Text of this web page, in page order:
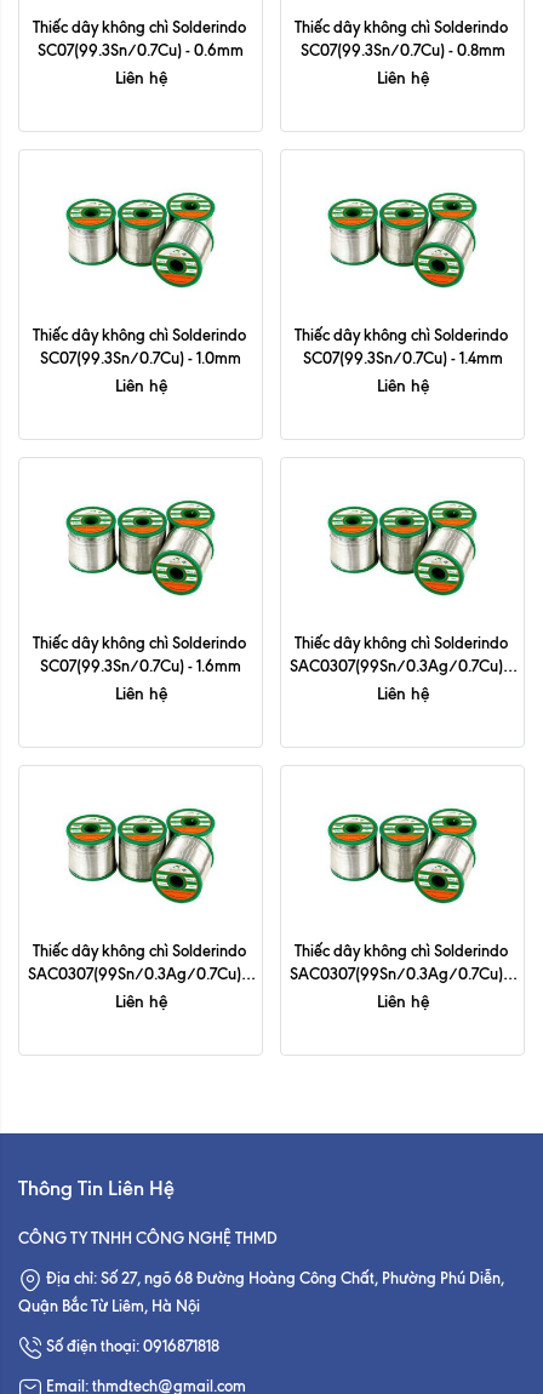
Thiếc dây không chì Solderindo
SC07(99.3Sn/0.7Cu) - 0.6mm
Liên hệ
Thiếc dây không chì Solderindo
SC07(99.3Sn/0.7Cu) - 0.8mm
Liên hệ
Thiếc dây không chì Solderindo
SC07(99.3Sn/0.7Cu) - 1.0mm
Liên hệ
Thiếc dây không chì Solderindo
SC07(99.3Sn/0.7Cu) - 1.4mm
Liên hệ
Thiếc dây không chì Solderindo
SC07(99.3Sn/0.7Cu) - 1.6mm
Liên hệ
Thiếc dây không chì Solderindo
SAC0307(99Sn/0.3Ag/0.7Cu) -
0.6mm
Liên hệ
Thiếc dây không chì Solderindo
SAC0307(99Sn/0.3Ag/0.7Cu) -
0.8mm
Liên hệ
Thiếc dây không chì Solderindo
SAC0307(99Sn/0.3Ag/0.7Cu) -
1.0mm
Liên hệ
Thông Tin Liên Hệ
CÔNG TY TNHH CÔNG NGHỆ THMD
Địa chỉ: Số 27, ngõ 68 Đường Hoàng Công Chất, Phường Phú Diễn,
Quận Bắc Từ Liêm, Hà Nội
Số điện thoại: 0916871818
Email: thmdtech@gmail.com